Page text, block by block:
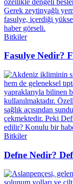
Bitkiler
Fasulye Nedir?
Bitkiler
Defne Nedir?